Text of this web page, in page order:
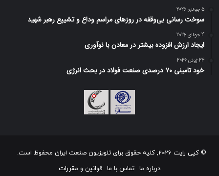
5 جولای 2026
سوخت رسانی بی‌وقفه در روز‌های مراسم وداع و تشییع رهبر شهید
4 جولای 2026
ایجاد ارزش افزوده بیشتر در معادن با نوآوری
24 ژوئن 2026
خود تامینی ۷۰ درصدی صنعت فولاد در بحث انرژی
© کپی رایت 2026, کلیه حقوق برای تلویزیون صنعت ایران محفوظ است.
درباره ما تماس با ما قوانین و مقررات